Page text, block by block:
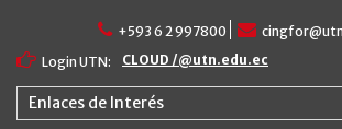
content
+593 6 2 997800
Login UTN:
CLOUD /@utn.edu.ec
Enlaces de Interés